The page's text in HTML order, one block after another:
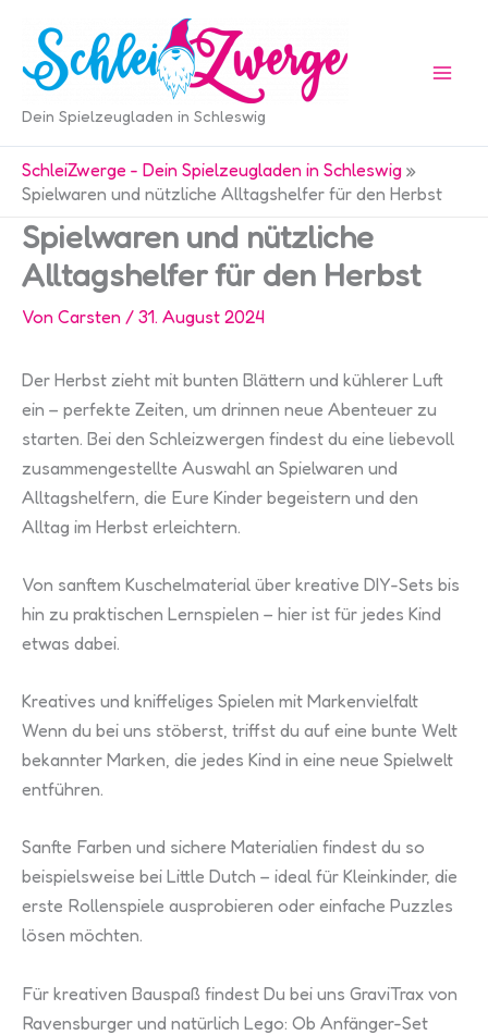
Inhalt
springen
Dein Spielzeugladen in Schleswig
SchleiZwerge - Dein Spielzeugladen in Schleswig »
Spielwaren und nützliche Alltagshelfer für den Herbst
Spielwaren und nützliche
Alltagshelfer für den Herbst
Von Carsten / 31. August 2024
Der Herbst zieht mit bunten Blättern und kühlerer Luft
ein – perfekte Zeiten, um drinnen neue Abenteuer zu
starten. Bei den Schleizwergen findest du eine liebevoll
zusammengestellte Auswahl an Spielwaren und
Alltagshelfern, die Eure Kinder begeistern und den
Alltag im Herbst erleichtern.
Von sanftem Kuschelmaterial über kreative DIY-Sets bis
hin zu praktischen Lernspielen – hier ist für jedes Kind
etwas dabei.
Kreatives und kniffeliges Spielen mit Markenvielfalt
Wenn du bei uns stöberst, triffst du auf eine bunte Welt
bekannter Marken, die jedes Kind in eine neue Spielwelt
entführen.
Sanfte Farben und sichere Materialien findest du so
beispielsweise bei Little Dutch – ideal für Kleinkinder, die
erste Rollenspiele ausprobieren oder einfache Puzzles
lösen möchten.
Für kreativen Bauspaß findest Du bei uns GraviTrax von
Ravensburger und natürlich Lego: Ob Anfänger-Set